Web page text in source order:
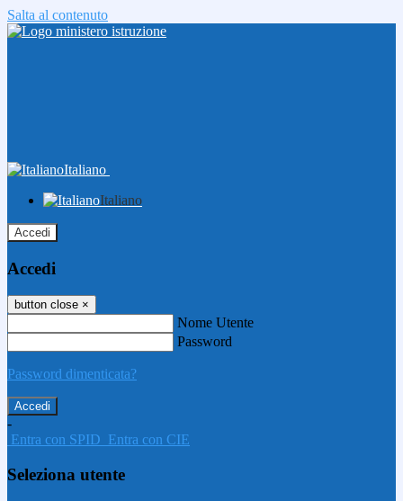
Salta al contenuto
Italiano
Italiano
Accedi
Accedi
button close ×
Nome Utente
Password
Password dimenticata?
-
Entra con SPID Entra con CIE
Seleziona utente